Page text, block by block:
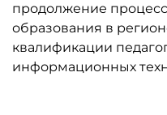
продолжение
образования в
квалификации
информационных